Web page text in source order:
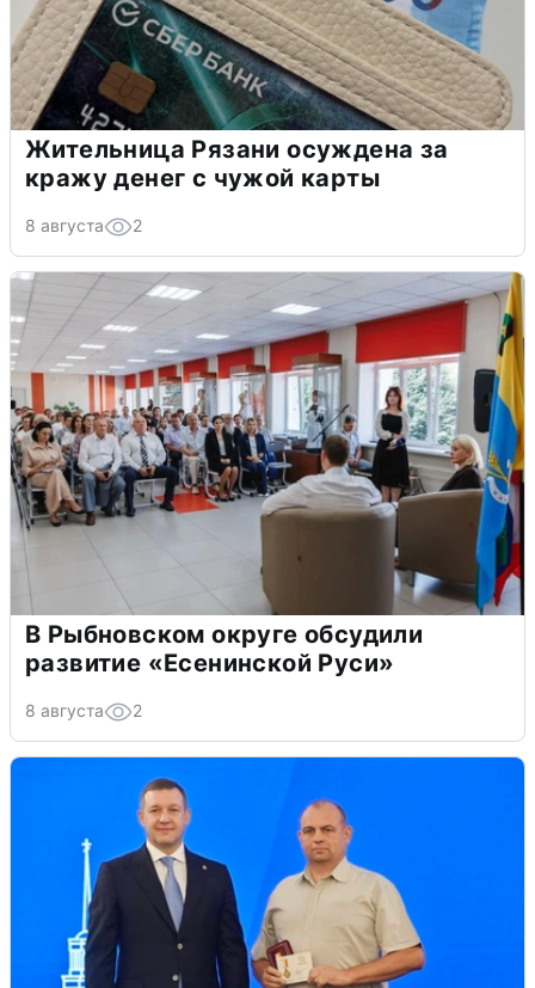
Жительница Рязани осуждена за
кражу денег с чужой карты
8 августа 2
В Рыбновском округе обсудили
развитие «Есенинской Руси»
8 августа 2